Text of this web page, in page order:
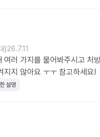
)26.7.11
여러 가지를 물어봐주시고 처
지지 않아요 ㅜㅜ 참고하세요!
설명